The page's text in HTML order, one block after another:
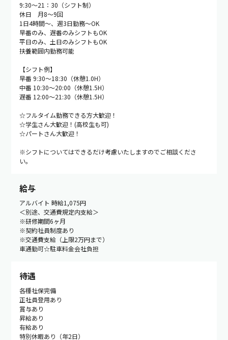
9:30～21：30（シフト制）
休日 月8〜9回
1日4時間〜、週3日勤務〜OK
早番のみ、遅番のみシフトもOK
平日のみ、土日のみシフトもOK
扶養範囲内勤務可能
【シフト例】
早番 9:30〜18:30（休憩1.0H）
中番 10:30〜20:00（休憩1.5H）
遅番 12:00〜21:30（休憩1.5H）
☆フルタイム勤務できる方大歓迎！
☆学生さん大歓迎！(高校生も可)
☆パートさん大歓迎！
※シフトについてはできるだけ考慮いたしますのでご相談くださ
い。
給与
アルバイト 時給1,075円
＜別途、交通費規定内支給＞
※研修期間6ヶ月
※契約社員制度あり
※交通費支給（上限2万円まで）
車通勤可☆駐車料金会社負担
待遇
各種社保完備
正社員登用あり
賞与あり
昇給あり
有給あり
特別休暇あり（年2日）